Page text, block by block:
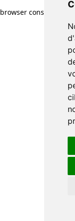
browser console for